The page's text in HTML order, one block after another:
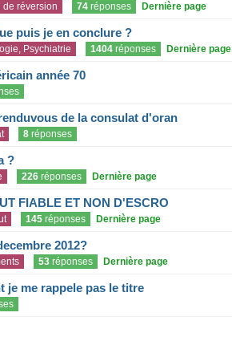
de réversion 74réponses Dernière page
puis je en conclure ?
Psychiatrie 1404réponses Dernière page
année 70
de la consulat d'oran
8réponses
?
226réponses Dernière page
FIABLE ET NON D'ESCRO
145réponses Dernière page
2012?
53réponses Dernière page
je me rappele pas le titre